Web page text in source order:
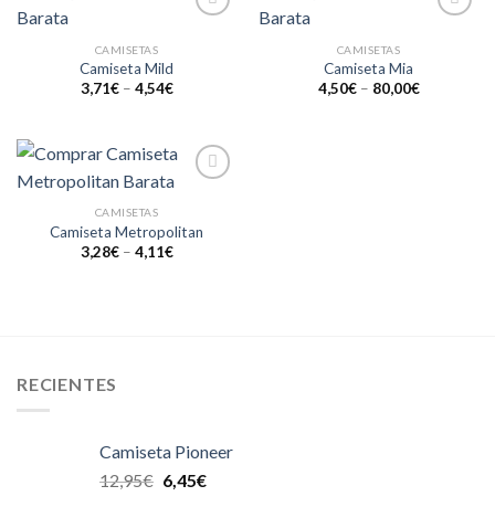
CAMISETAS
Camiseta Mild
3,71€– 4,54€
CAMISETAS
Camiseta Mia
4,50€– 80,00€
lista de
deseos
CAMISETAS
Camiseta Metropolitan
3,28€– 4,11€
RECIENTES
Camiseta Pioneer
12,95€ 6,45€